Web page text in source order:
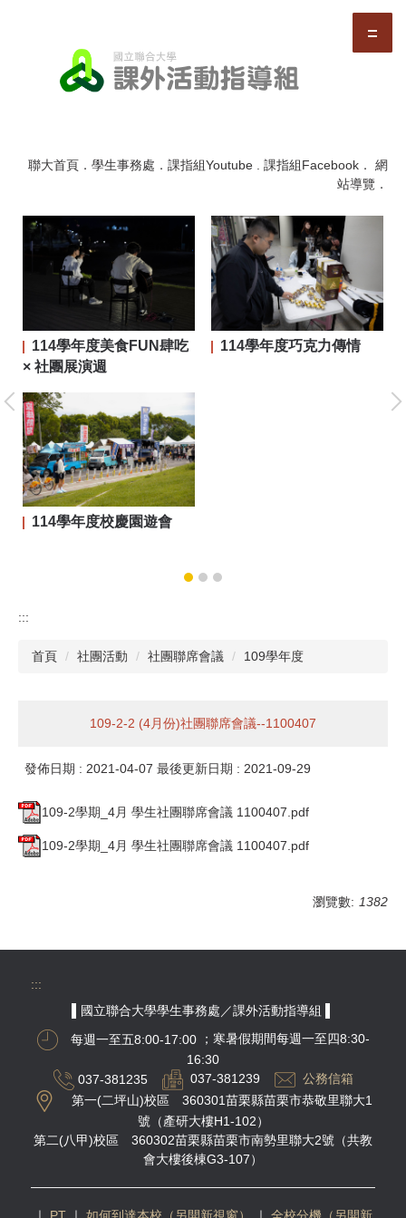
聯大首頁 ． 學生事務處 ． 課指組Youtube . 課指組Facebook ． 網
站導覽 ．
114學年度美食FUN肆吃
× 社團展演週
114學年度巧克力傳情
114學年度校慶園遊會
:::
首頁 社團活動 社團聯席會議 109學年度
109-2-2 (4月份)社團聯席會議--1100407
發佈日期 : 2021-04-07 最後更新日期 : 2021-09-29
109-2學期_4月 學生社團聯席會議 1100407.pdf
109-2學期_4月 學生社團聯席會議 1100407.pdf
瀏覽數: 1382
:::
▌國立聯合大學學生事務處／課外活動指導組 ▌
每週一至五8:00-17:00
；寒暑假期間每週一至四8:30-
16:30
037-381235
037-381239
公務信箱
第一(二坪山)校區 360301苗栗縣苗栗市恭敬里聯大1
號（產研大樓H1-102）
第二(八甲)校區 360302苗栗縣苗栗市南勢里聯大2號（共教
會大樓後棟G3-107）